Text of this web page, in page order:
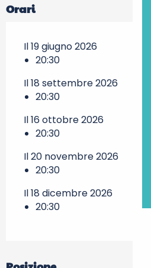
Orari
Il 19 giugno 2026
20:30
Il 18 settembre 2026
20:30
Il 16 ottobre 2026
20:30
Il 20 novembre 2026
20:30
Il 18 dicembre 2026
20:30